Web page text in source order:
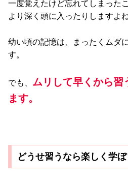
一度覚えたけど忘れてしまった
より深く頭に入ったりしますよね
幼い頃の記憶は、まったくムダ
す。
でも、 ムリして早くから習
ます。
どうせ習うなら楽しく学ぼ